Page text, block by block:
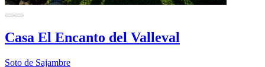
Casa El Encanto del Valleval
Soto de Sajambre